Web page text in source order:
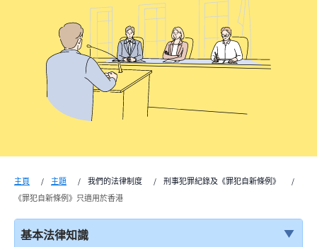
主頁 主題 我們的法律制度
刑事犯罪紀錄及《罪犯自新條例》
《罪犯自新條例》只適用於香港
基本法律知識